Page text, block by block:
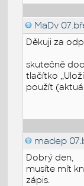
MaDv
Děkuji za
skutečně
tlačítko
použít
madep
Dobrý den,
musíte mít
zápis.